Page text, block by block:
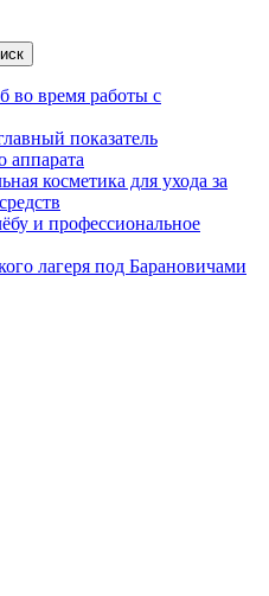
во время работы с
показатель
аппарата
косметика для ухода за
и профессиональное
лагеря под Барановичами